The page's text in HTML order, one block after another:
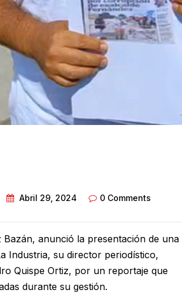
Abril 29, 2024 0 Comments
anunció la presentación de una
Industria, su director periodístico,
Quispe Ortiz, por un reportaje que
durante su gestión.